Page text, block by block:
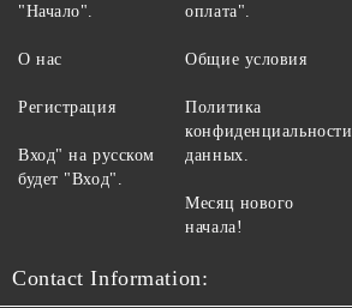
"Начало".
О нас
Регистрация
Вход" на русском
будет "Вход".
оплата".
Общие условия
Политика
конфиденциальности
данных.
Месяц нового
начала!
Contact Information: